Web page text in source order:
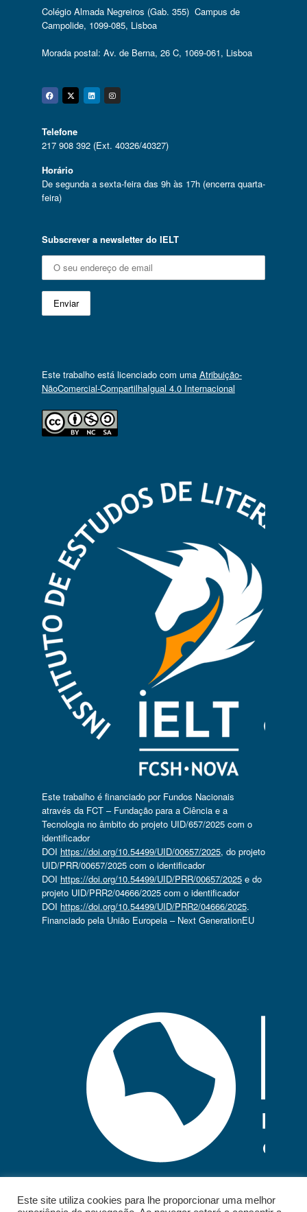
Colégio Almada Negreiros (Gab. 355) Campus de
Campolide, 1099-085, Lisboa
Morada postal: Av. de Berna, 26 C, 1069-061, Lisboa
Facebook
Twitter
Linkedin
Instagram
Telefone
217 908 392 (Ext. 40326/40327)
Horário
De segunda a sexta-feira das 9h às 17h (encerra quarta-
feira)
Subscrever a newsletter do IELT
Este trabalho está licenciado com uma Atribuição-
NãoComercial-CompartilhaIgual 4.0 Internacional
Este trabalho é financiado por Fundos Nacionais
através da FCT – Fundação para a Ciência e a
Tecnologia no âmbito do projeto UID/657/2025 com o
identificador
DOI https://doi.org/10.54499/UID/00657/2025, do projeto
UID/PRR/00657/2025 com o identificador
DOI https://doi.org/10.54499/UID/PRR/00657/2025e do
projeto UID/PRR2/04666/2025 com o identificador
DOI https://doi.org/10.54499/UID/PRR2/04666/2025.
Financiado pela União Europeia – Next GenerationEU
Este site utiliza cookies para lhe proporcionar uma melhor